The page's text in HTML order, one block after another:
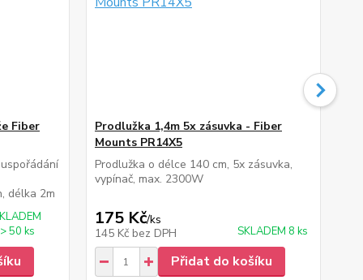
Fiber
délka 2m
> 50 ks
Prodlužka 1,4m 5x zásuvka - Fiber
Mounts PR14X5
Prodlužka o délce 140 cm, 5x zásuvka,
vypínač, max. 2300W
175 Kč/ks
145 Kč bez DPH SKLADEM 8 ks
Přidat do košíku